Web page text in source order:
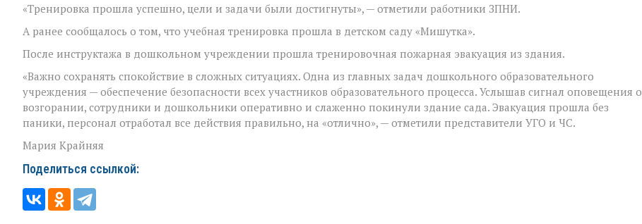
«Тренировка прошла успешно, цели и задачи были достигнуты», — отметили работники ЗПНИ.
А ранее сообщалось о том, что учебная тренировка прошла в детском саду «Мишутка».
После инструктажа в дошкольном учреждении прошла тренировочная пожарная эвакуация из здания.
«Важно сохранять спокойствие в сложных ситуациях. Одна из главных задач дошкольного образовательного
учреждения — обеспечение безопасности всех участников образовательного процесса. Услышав сигнал оповещения о
возгорании, сотрудники и дошкольники оперативно и слаженно покинули здание сада. Эвакуация прошла без
паники, персонал отработал все действия правильно, на «отлично», — отметили представители УГО и ЧС.
Мария Крайняя
Поделиться ссылкой: